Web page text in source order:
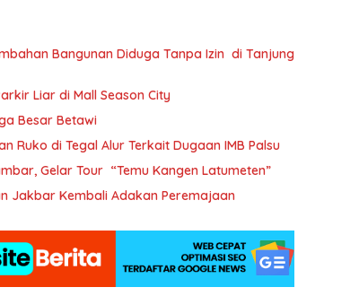
Bangunan Diduga Tanpa Izin di Tanjung
Liar di Mall Season City
Besar Betawi
Ruko di Tegal Alur Terkait Dugaan IMB Palsu
Gelar Tour “Temu Kangen Latumeten”
Jakbar Kembali Adakan Peremajaan